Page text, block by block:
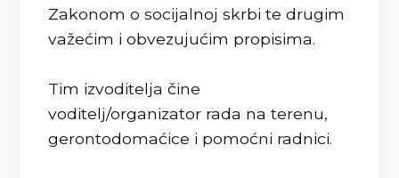
Zakonom o socijalnoj skrbi te drugim
važećim i obvezujućim propisima.
Tim izvoditelja čine
voditelj/organizator rada na terenu,
gerontodomaćice i pomoćni radnici.